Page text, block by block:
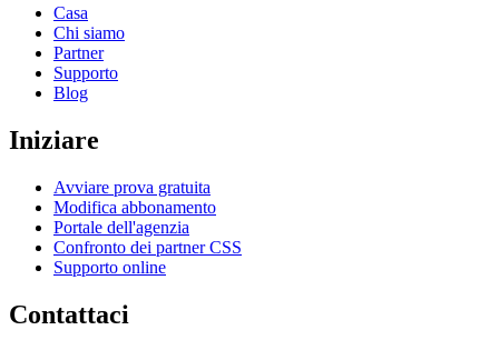
Casa
Chi siamo
Partner
Supporto
Blog
Iniziare
Avviare prova gratuita
Modifica abbonamento
Portale dell'agenzia
Confronto dei partner CSS
Supporto online
Contattaci